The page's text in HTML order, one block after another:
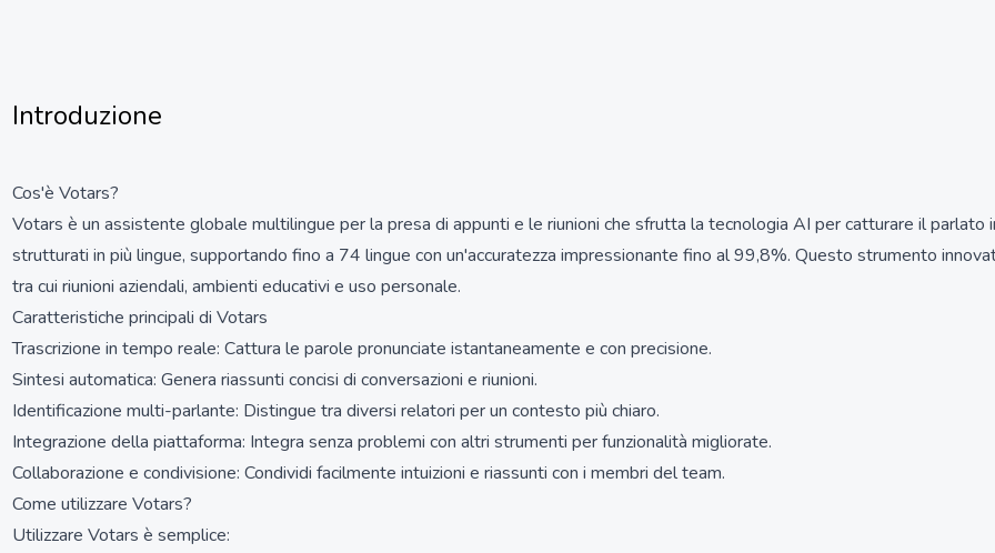
Introduzione
Cos'è Votars?
Votars è un assistente globale multilingue per la presa di appunti e le riunioni che sfrutta la tecnologia AI per catturare il
strutturati in più lingue, supportando fino a 74 lingue con un'accuratezza impressionante fino al 99,8%. Questo strumento
tra cui riunioni aziendali, ambienti educativi e uso personale.
Caratteristiche principali di Votars
Trascrizione in tempo reale: Cattura le parole pronunciate istantaneamente e con precisione.
Sintesi automatica: Genera riassunti concisi di conversazioni e riunioni.
Identificazione multi-parlante: Distingue tra diversi relatori per un contesto più chiaro.
Integrazione della piattaforma: Integra senza problemi con altri strumenti per funzionalità migliorate.
Collaborazione e condivisione: Condividi facilmente intuizioni e riassunti con i membri del team.
Come utilizzare Votars?
Utilizzare Votars è semplice: